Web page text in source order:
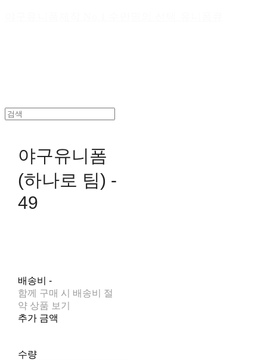
야구유니폼
(하나로 팀) -
49
배송비 -
함께 구매 시 배송비 절
약 상품 보기
추가 금액
수량